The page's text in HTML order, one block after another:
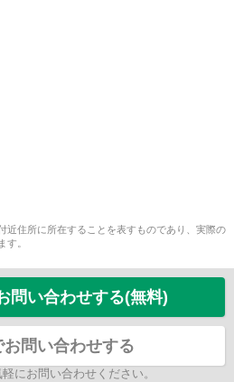
住所に所在することを表すものであり、実際の
す。
問い合わせする(無料)
お問い合わせする
にお問い合わせください。